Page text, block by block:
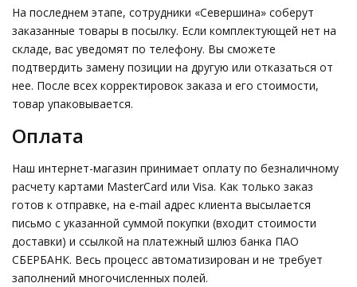
На последнем этапе, сотрудники «Севершина» соберут
заказанные товары в посылку. Если комплектующей нет на
складе, вас уведомят по телефону. Вы сможете
подтвердить замену позиции на другую или отказаться от
нее. После всех корректировок заказа и его стоимости,
товар упаковывается.
Оплата
Наш интернет-магазин принимает оплату по безналичному
расчету картами MasterCard или Visa. Как только заказ
готов к отправке, на e-mail адрес клиента высылается
письмо с указанной суммой покупки (входит стоимости
доставки) и ссылкой на платежный шлюз банка ПАО
СБЕРБАНК. Весь процесс автоматизирован и не требует
заполнений многочисленных полей.